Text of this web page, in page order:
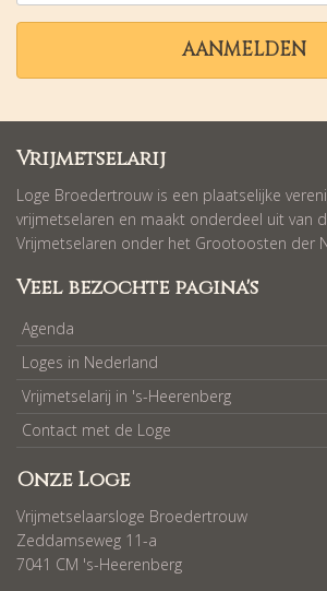
AANMELDEN
Vrijmetselarij
Loge Broedertrouw is een plaatselijke
vrijmetselaren en maakt onderdeel uit van
Vrijmetselaren onder het Grootoosten der
Veel bezochte pagina's
Agenda
Loges in Nederland
Vrijmetselarij in 's-Heerenberg
Contact met de Loge
Onze Loge
Vrijmetselaarsloge Broedertrouw
Zeddamseweg 11-a
7041 CM 's-Heerenberg